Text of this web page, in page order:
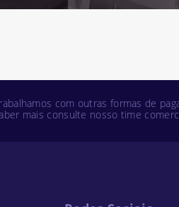
com outras formas de
mais consulte nosso time